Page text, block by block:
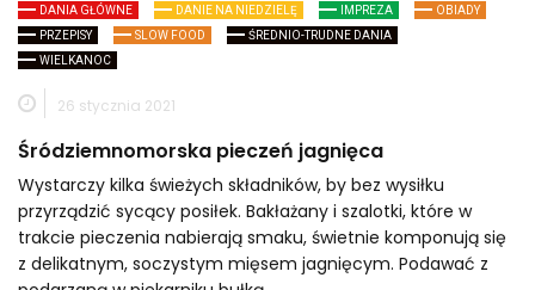
DANIA GŁÓWNE DANIE NA NIEDZIELĘ IMPREZA
OBIADY
PRZEPISY
SLOW FOOD
ŚREDNIO-TRUDNE DANIA
WIELKANOC
26 stycznia 2021
Śródziemnomorska pieczeń jagnięca
Wystarczy kilka świeżych składników, by bez wysiłku
przyrządzić sycący posiłek. Bakłażany i szalotki, które w
trakcie pieczenia nabierają smaku, świetnie komponują się
z delikatnym, soczystym mięsem jagnięcym. Podawać z